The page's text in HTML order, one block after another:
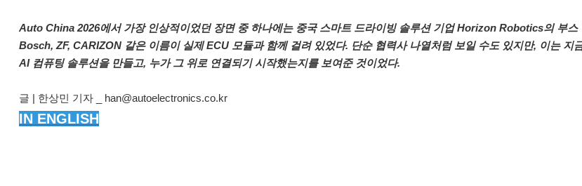
Auto China 2026에서 가장 인상적이었던 장면 중 하나에는 중국 스마트 드라이빙 솔루션 기업 Horizon Robotics의 부스
Bosch, ZF, CARIZON 같은 이름이 실제 ECU 모듈과 함께 걸려 있었다. 단순 협력사 나열처럼 보일 수도 있지만, 이는 지
AI 컴퓨팅 솔루션을 만들고, 누가 그 위로 연결되기 시작했는지를 보여준 것이었다.
글 | 한상민 기자 _ han@autoelectronics.co.kr
IN ENGLISH